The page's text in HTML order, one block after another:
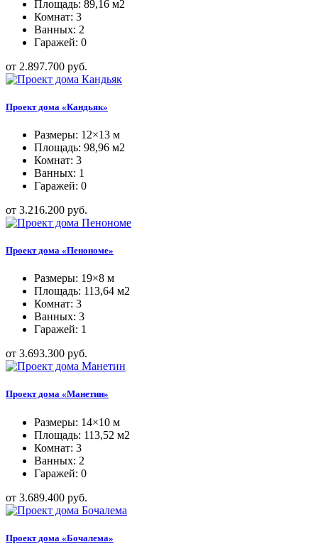
Площадь: 89,16 м2
Комнат: 3
Ванных: 2
Гаражей: 0
от 2.897.700 руб.
Проект дома «Кандьяк»
Размеры: 12×13 м
Площадь: 98,96 м2
Комнат: 3
Ванных: 1
Гаражей: 0
от 3.216.200 руб.
Проект дома «Пенономе»
Размеры: 19×8 м
Площадь: 113,64 м2
Комнат: 3
Ванных: 3
Гаражей: 1
от 3.693.300 руб.
Проект дома «Манетин»
Размеры: 14×10 м
Площадь: 113,52 м2
Комнат: 3
Ванных: 2
Гаражей: 0
от 3.689.400 руб.
Проект дома «Бочалема»